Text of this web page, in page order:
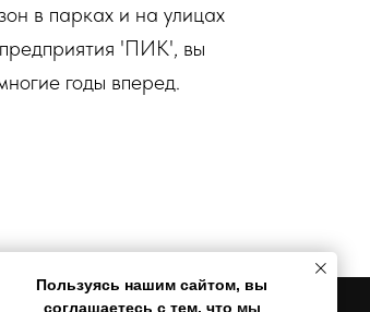
в парках и на улицах
'ПИК', вы
годы вперед.
Пользуясь нашим сайтом, вы
соглашаетесь с тем, что мы